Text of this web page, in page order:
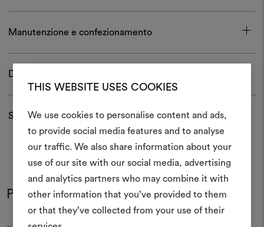
THIS WEBSITE USES COOKIES
We use cookies to personalise content and ads,
to provide social media features and to analyse
our traffic. We also share information about your
use of our site with our social media, advertising
and analytics partners who may combine it with
other information that you’ve provided to them
or that they’ve collected from your use of their
Manutenzione e confezionamento
Download
Spedizioni e resi
Potrebbe interessarti anche
Crea
Uno strumento interattivo
e condividere le tue idee,